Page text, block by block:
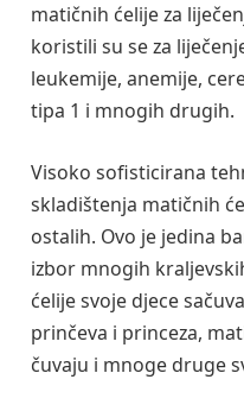
matičnih ćelije za
koristili su se za
leukemije, anemije,
tipa 1 i mnogih drugih.
Visoko sofisticirana
skladištenja matičnih
ostalih. Ovo je jedina
izbor mnogih
ćelije svoje djece
prinčeva i princeza,
čuvaju i mnoge druge